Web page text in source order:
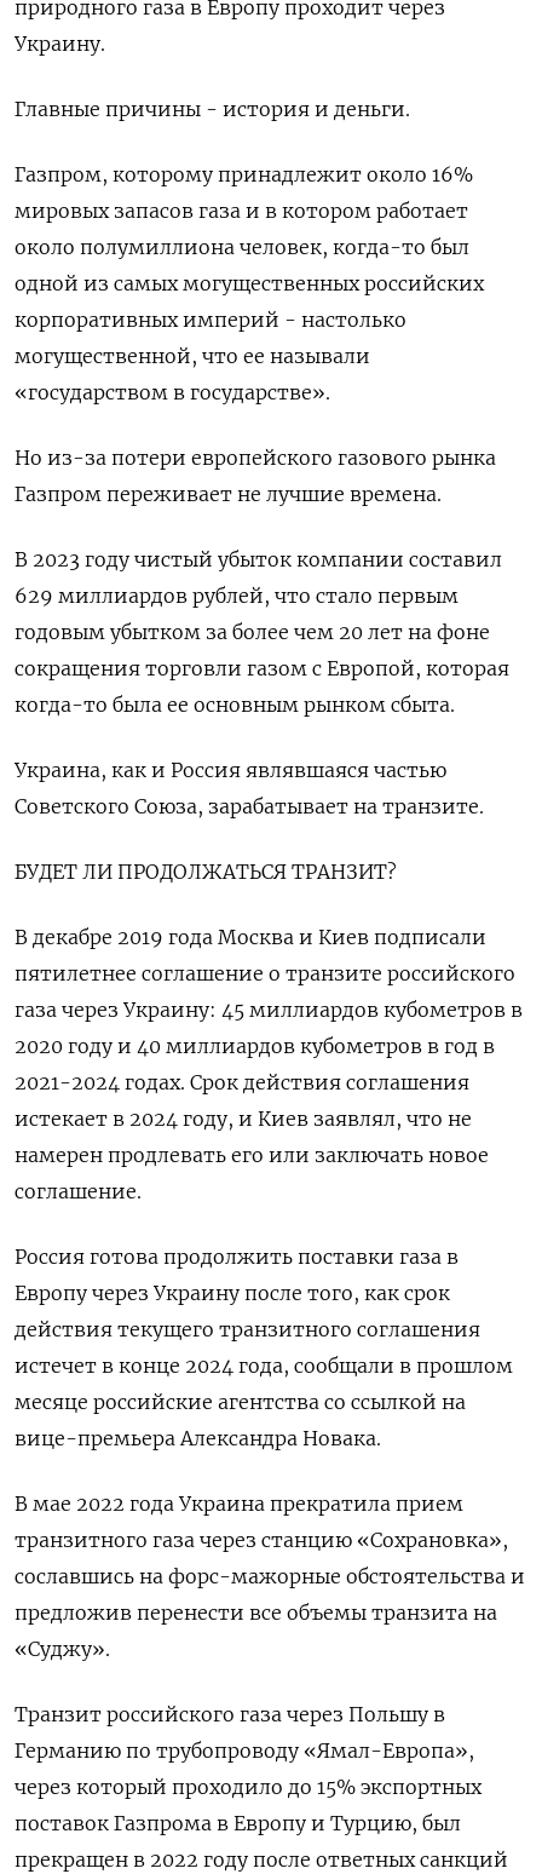
природного газа в Европу проходит через
Украину.
Главные причины - история и деньги.
Газпром, которому принадлежит около 16%
мировых запасов газа и в котором работает
около полумиллиона человек, когда-то был
одной из самых могущественных российских
корпоративных империй - настолько
могущественной, что ее называли
«государством в государстве».
Но из-за потери европейского газового рынка
Газпром переживает не лучшие времена.
В 2023 году чистый убыток компании составил
629 миллиардов рублей, что стало первым
годовым убытком за более чем 20 лет на фоне
сокращения торговли газом с Европой, которая
когда-то была ее основным рынком сбыта.
Украина, как и Россия являвшаяся частью
Советского Союза, зарабатывает на транзите.
БУДЕТ ЛИ ПРОДОЛЖАТЬСЯ ТРАНЗИТ?
В декабре 2019 года Москва и Киев подписали
пятилетнее соглашение о транзите российского
газа через Украину: 45 миллиардов кубометров в
2020 году и 40 миллиардов кубометров в год в
2021-2024 годах. Срок действия соглашения
истекает в 2024 году, и Киев заявлял, что не
намерен продлевать его или заключать новое
соглашение.
Россия готова продолжить поставки газа в
Европу через Украину после того, как срок
действия текущего транзитного соглашения
истечет в конце 2024 года, сообщали в прошлом
месяце российские агентства со ссылкой на
вице-премьера Александра Новака.
В мае 2022 года Украина прекратила прием
транзитного газа через станцию «Сохрановка»,
сославшись на форс-мажорные обстоятельства и
предложив перенести все объемы транзита на
«Суджу».
Транзит российского газа через Польшу в
Германию по трубопроводу «Ямал-Европа»,
через который проходило до 15% экспортных
поставок Газпрома в Европу и Турцию, был
прекращен в 2022 году после ответных санкций